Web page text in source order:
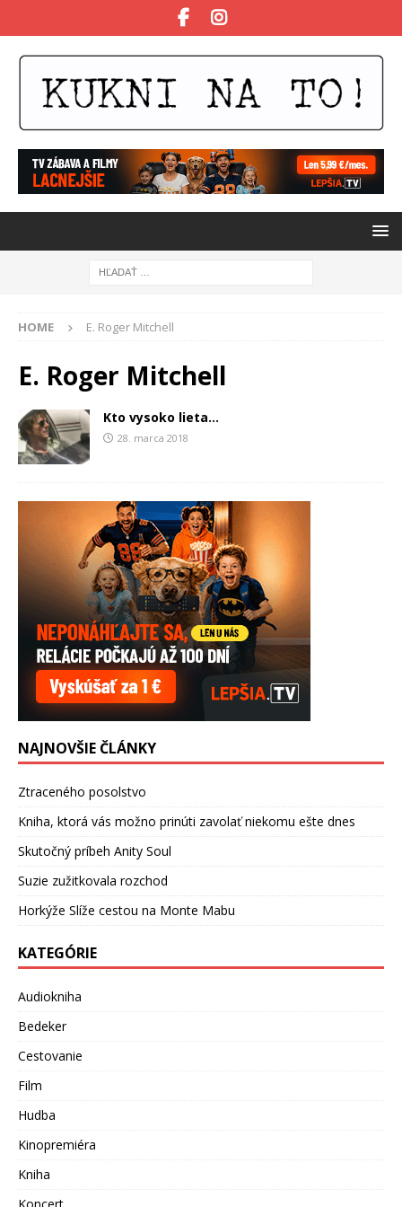
HOME E. Roger Mitchell
E. Roger Mitchell
Kto vysoko lieta…
28. marca 2018
NAJNOVŠIE ČLÁNKY
Ztraceného posolstvo
Kniha, ktorá vás možno prinúti zavolať niekomu ešte dnes
Skutočný príbeh Anity Soul
Suzie zužitkovala rozchod
Horkýže Slíže cestou na Monte Mabu
KATEGÓRIE
Audiokniha
Bedeker
Cestovanie
Film
Hudba
Kinopremiéra
Kniha
Koncert